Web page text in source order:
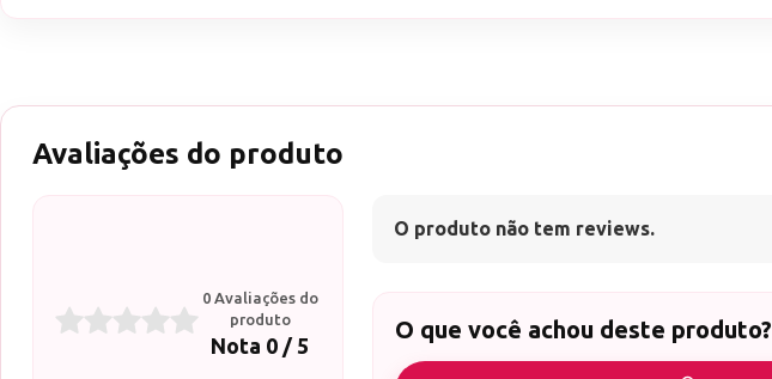
Avaliações do produto
0 Avaliações do
produto
Nota 0 / 5
O produto não tem reviews.
O que você achou deste produto?